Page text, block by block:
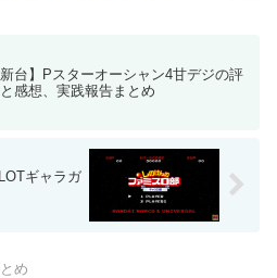
新台】Pスターオーシャン4甘デジの評
感想、実践報告まとめ
ギャラガ
め